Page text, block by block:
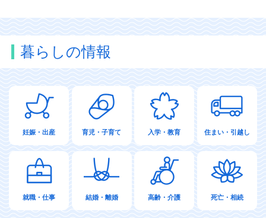
暮らしの情報
妊娠・出産 育児・子育て 入学・教育 住まい・引越し
就職・仕事 結婚・離婚 高齢・介護 死亡・相続